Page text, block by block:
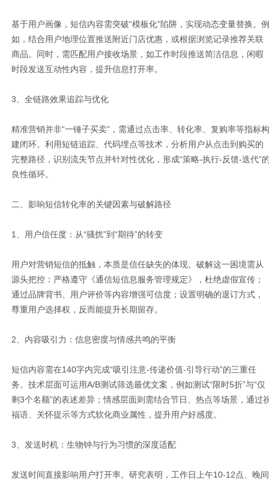
基于用户画像，短信内容需突破“模板化”陷阱，实现动态变量替换。例
如，结合用户地理位置推送附近门店优惠，或根据浏览记录推荐关联
商品。同时，需匹配用户接收场景，如工作时段推送简洁信息，闲暇
时段发送互动性内容，提升信息打开率。
3、全链路效果追踪与优化
精准营销并非“一锤子买卖”，需通过点击率、转化率、复购率等指标构
建闭环。利用短链追踪、代码埋点等技术，分析用户从点击到购买的
完整路径，识别流失节点并针对性优化，形成“策略-执行-反馈-迭代”
良性循环。
二、影响短信转化率的关键因素与破解路径
1、用户信任度：从“骚扰”到“期待”的转变
用户对营销短信的抵触，本质是信任缺失的体现。破解这一困境需从
源头把控：严格遵守《通信短信息服务管理规定》，杜绝虚假宣传；
通过品牌背书、用户评价等内容增强可信度；设置明确的退订方式，
尊重用户选择权，反而能提升长期留存。
2、内容吸引力：信息密度与情感共鸣的平衡
短信内容需在140字内完成“吸引注意-传递价值-引导行动”的三重任
务。技术层面可运用A/B测试筛选最优文案，例如测试“限时5折”与“仅
剩3个名额”的表述差异；情感层面则需结合节日、热点等场景，通过
福语、关怀提示等方式软化商业属性，提升用户好感度。
3、发送时机：生物钟与行为习惯的深度适配
发送时间直接影响用户打开率。研究表明，工作日上午10-12点、晚间